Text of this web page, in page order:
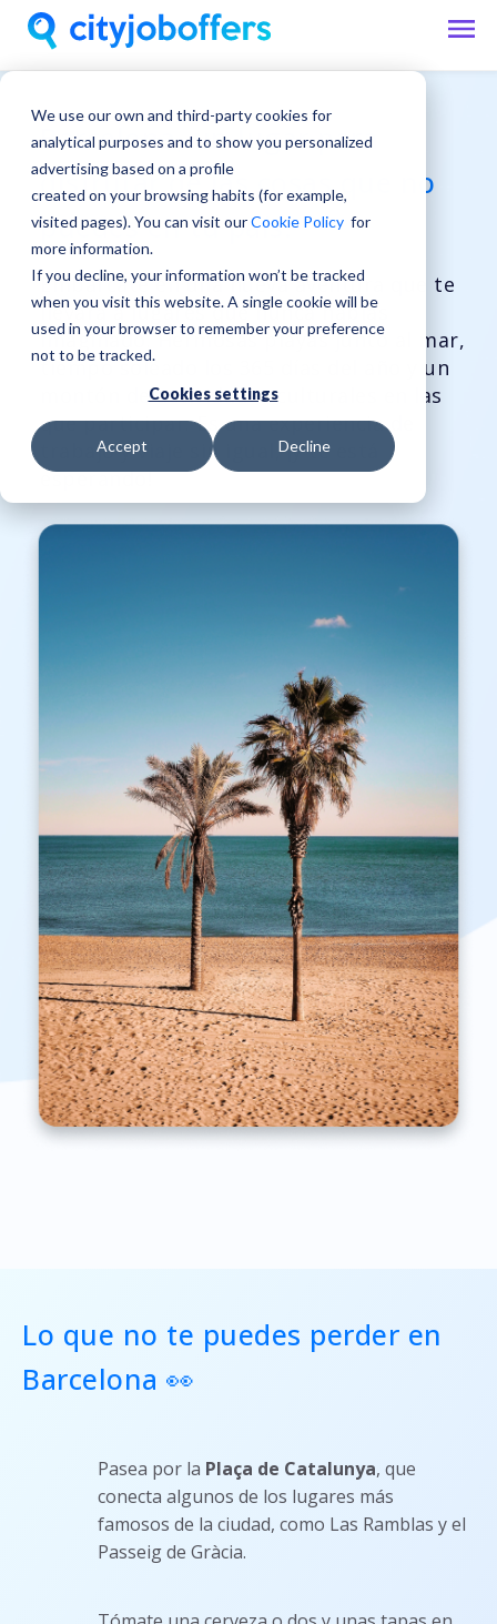
We use our own and third-party cookies for
analytical purposes and to show you personalized
advertising based on a profile
created on your browsing habits (for example,
visited pages). You can visit ourCookie Policy for
more information.
If you decline, your information won’t be tracked
when you visit this website. A single cookie will be
used in your browser to remember your preference
not to be tracked.
Cookies settings
Accept Decline
Barcelona, un lugar para
disfrutar de las cosas que no
puedes en tu país.
Embárcate en una nueva aventura que te
llevará a lugares que nunca habías
imaginado. Hermosas playas junto al mar,
tiempo soleado los 365 días del año y un
montón de actividades culturales en las
que participar. Es una experiencia de
trabajo y viaje sin igual, ¡y te está
esperando!
Lo que no te puedes perder en
Barcelona 👀
Pasea por la Plaça de Catalunya, que
conecta algunos de los lugares más
famosos de la ciudad, como Las Ramblas y el
Passeig de Gràcia.